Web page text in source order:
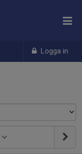
Logga in